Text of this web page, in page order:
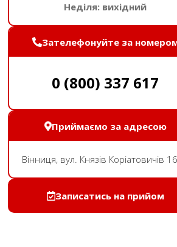
Неділя: вихідний
Зателефонуйте за
0 (800) 337 617
Приймаємо за адресою
Вінниця, вул. Князів Коріатовичів
Записатись на прийом